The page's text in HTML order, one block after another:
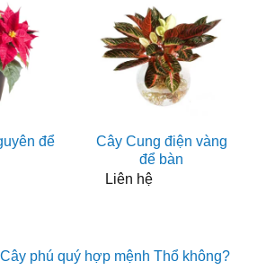
để
Cây Cung điện vàng
để bàn
Liên hệ
Cây phú quý hợp mệnh Thổ không?